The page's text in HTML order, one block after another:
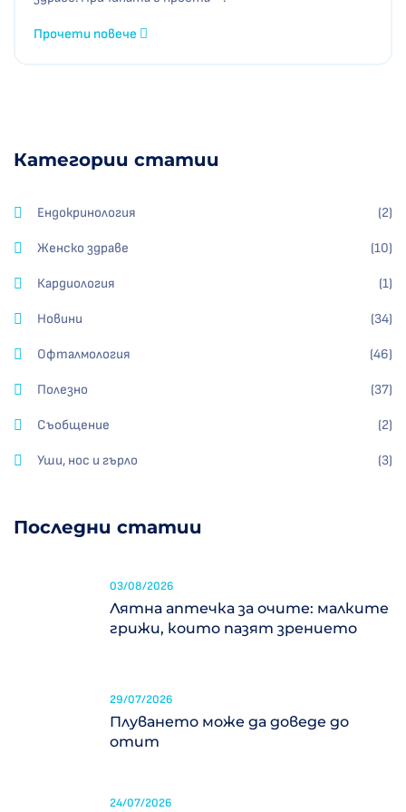
Прочети повече
Категории статии
Ендокринология (2)
Женско здраве (10)
Кардиология (1)
Новини (34)
Офталмология (46)
Полезно (37)
Съобщение (2)
Уши, нос и гърло (3)
Последни статии
03/08/2026
Лятна аптечка за очите: малките
грижи, които пазят зрението
29/07/2026
Плуването може да доведе до
отит
24/07/2026